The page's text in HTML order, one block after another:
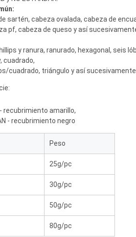
sartén, cabeza ovalada, cabeza de
pf, cabeza de queso y así
y ranura, ranurado, hexagonal, seis
cuadrado,
cuadrado, triángulo y así
recubrimiento amarillo,
- recubrimiento negro
Peso
25g/pc
30g/pc
50g/pc
80g/pc